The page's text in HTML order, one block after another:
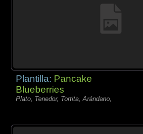
Plantilla: Pancake
Blueberries
Plato, Tenedor, Tortita, Arándano,